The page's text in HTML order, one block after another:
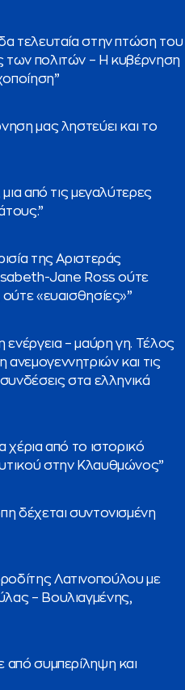
τελευταία στην πτώση του
των πολιτών – Η κυβέρνηση
μας ληστεύει και το
από τις μεγαλύτερες
της Αριστεράς
Jane Ross ούτε
«ευαισθησίες»”
ενέργεια – μαύρη γη. Τέλος
και τις
στα ελληνικά
από το ιστορικό
στην Κλαυθμώνος”
δέχεται συντονισμένη
Λατινοπούλου με
– Βουλιαγμένης,
από συμπερίληψη και